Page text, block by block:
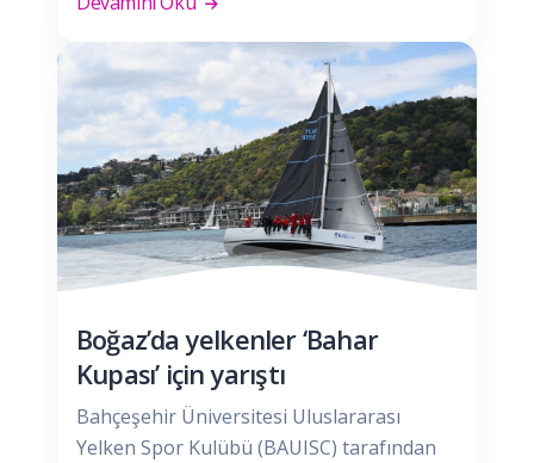
Boğaz’da yelkenler ‘Bahar
Kupası’ için yarıştı
Bahçeşehir Üniversitesi Uluslararası
Yelken Spor Kulübü (BAUISC) tarafından